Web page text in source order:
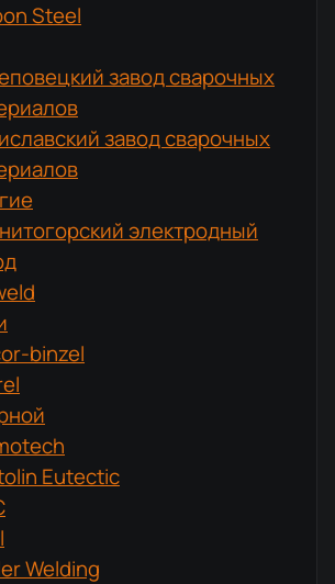
Steel
завод сварочных
завод сварочных
электродный
binzel
Eutectic
Welding